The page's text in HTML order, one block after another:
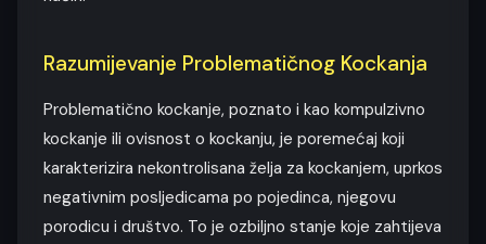
Razumijevanje Problematičnog Kockanja
Problematično kockanje, poznato i kao kompulzivno
kockanje ili ovisnost o kockanju, je poremećaj koji
karakterizira nekontrolisana želja za kockanjem, uprkos
negativnim posljedicama po pojedinca, njegovu
porodicu i društvo. To je ozbiljno stanje koje zahtijeva